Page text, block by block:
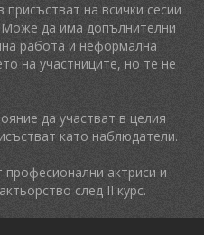
на всички сесии
Може да има допълнителни
работа и неформална
на участниците, но те не
да участват в целия
като наблюдатели.
актриси и
след II курс.